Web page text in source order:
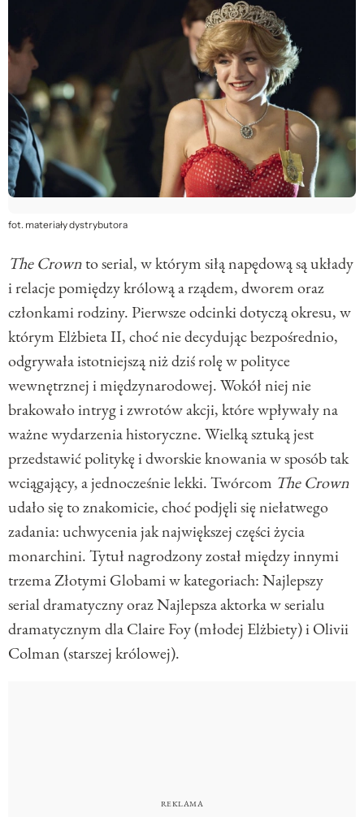
fot. materiały dystrybutora
The Crownto serial, w którym siłą napędową są układy
i relacje pomiędzy królową a rządem, dworem oraz
członkami rodziny. Pierwsze odcinki dotyczą okresu, w
którym Elżbieta II, choć nie decydując bezpośrednio,
odgrywała istotniejszą niż dziś rolę w polityce
wewnętrznej i międzynarodowej. Wokół niej nie
brakowało intryg i zwrotów akcji, które wpływały na
ważne wydarzenia historyczne. Wielką sztuką jest
przedstawić politykę i dworskie knowania w sposób tak
wciągający, a jednocześnie lekki. Twórcom The Crown
udało się to znakomicie, choć podjęli się niełatwego
zadania: uchwycenia jak największej części życia
monarchini. Tytuł nagrodzony został między innymi
trzema Złotymi Globami w kategoriach: Najlepszy
serial dramatyczny oraz Najlepsza aktorka w serialu
dramatycznym dla Claire Foy (młodej Elżbiety) i Olivii
Colman (starszej królowej).